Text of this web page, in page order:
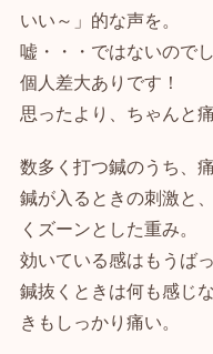
いい～」的な声を。
嘘・・・ではないので
個人差大ありです！
思ったより、ちゃんと
数多く打つ鍼のうち、
鍼が入るときの刺激と
くズーンとした重み。
効いている感はもうば
鍼抜くときは何も感じ
きもしっかり痛い。